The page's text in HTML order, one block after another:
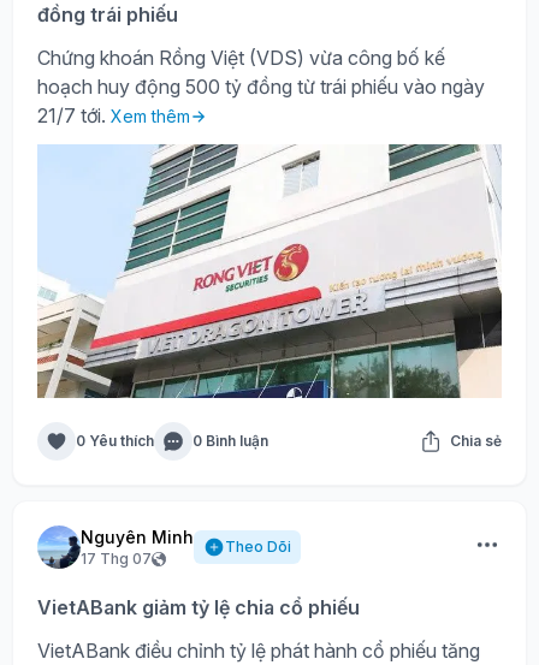
đồng trái phiếu
Chứng khoán Rồng Việt (VDS) vừa công bố kế
hoạch huy động 500 tỷ đồng từ trái phiếu vào ngày
21/7 tới. Xem thêm
0 Yêu thích 0 Bình luận Chia sẻ
Nguyên Minh
17 Thg 07
Theo Dõi
VietABank giảm tỷ lệ chia cổ phiếu
VietABank điều chỉnh tỷ lệ phát hành cổ phiếu tăng